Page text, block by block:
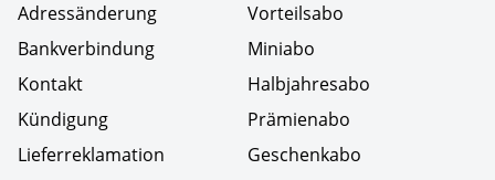
Adressänderung
Bankverbindung
Kontakt
Kündigung
Lieferreklamation
Vorteilsabo
Miniabo
Halbjahresabo
Prämienabo
Geschenkabo